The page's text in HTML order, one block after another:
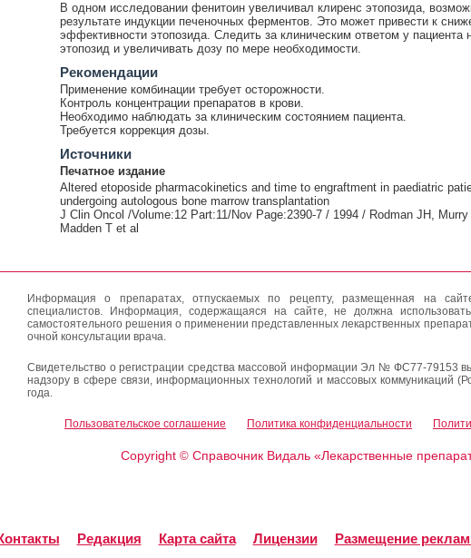
В одном исследовании фенитоин увеличивал клиренс этопозида,
результате индукции печеночных ферментов. Это может привести к
эффективности этопозида. Следить за клиническим ответом у пациента
этопозид и увеличивать дозу по мере необходимости.
Рекомендации
Применение комбинации требует осторожности.
Контроль концентрации препаратов в крови.
Необходимо наблюдать за клиническим состоянием пациента.
Требуется коррекция дозы.
Источники
Печатное издание
Altered etoposide pharmacokinetics and time to engraftment in paediatric
undergoing autologous bone marrow transplantation
J Clin Oncol /Volume:12 Part:11/Nov Page:2390-7 / 1994 / Rodman JH, Murry
Madden T et al
Информация о препаратах, отпускаемых по рецепту, размещенная на
специалистов. Информация, содержащаяся на сайте, не должна
самостоятельного решения о применении представленных лекарственных
очной консультации врача.
Свидетельство о регистрации средства массовой информации Эл № ФС77-79153
надзору в сфере связи, информационных технологий и массовых коммуникаций
года.
Пользовательское соглашение Политика конфиденциальности
Copyright ©Справочник Видаль «Лекарственные
Редакция Карта сайта Лицензии Размещение